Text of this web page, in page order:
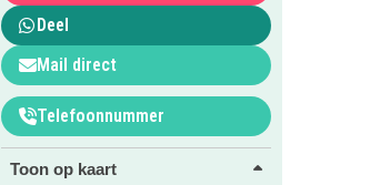
Deel
Mail direct
Telefoonnummer
Toon op kaart